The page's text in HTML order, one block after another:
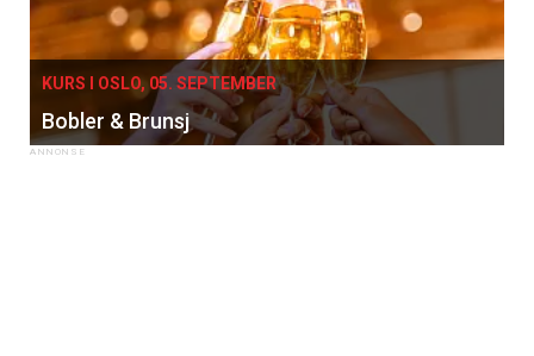
KURS I OSLO, 05. SEPTEMBER
Bobler & Brunsj